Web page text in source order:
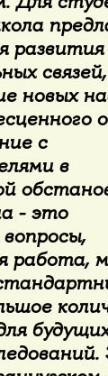
развития
связей,
новых
с
в
- это
работа,